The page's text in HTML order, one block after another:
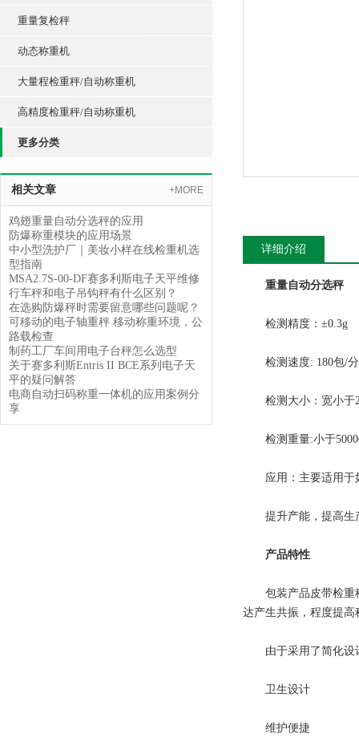
重量复检秤
动态称重机
大量程检重秤/自动称重机
高精度检重秤/自动称重机
更多分类
相关文章 +MORE
鸡翅重量自动分选秤的应用
防爆称重模块的应用场景
中小型洗护厂｜美妆小样在线检重机选
型指南
MSA2.7S-00-DF赛多利斯电子天平维修
行车秤和电子吊钩秤有什么区别？
在选购防爆秤时需要留意哪些问题呢？
可移动的电子轴重秤 移动称重环境，公
路载检查
制药工厂车间用电子台秤怎么选型
关于赛多利斯Entris II BCE系列电子天
平的疑问解答
电商自动扫码称重一体机的应用案例分
享
详细介绍
重量自动分选秤
检测精度：±0.3g
检测速度: 180包/
检测大小：宽小于
检测重量:小于
应用：主要适用于如
提升产能，提高生产
产品特性
包装产品皮带检重秤
达产生共振，程度提
由于采用了简化设计
卫生设计
维护便捷